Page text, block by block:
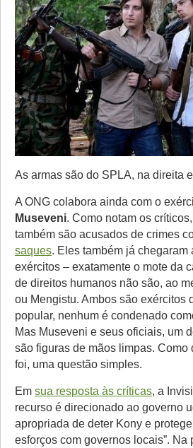
As armas são do SPLA, na direita
A ONG colabora ainda com o
Museveni. Como notam os
também são acusados de crimes
saques. Eles também já
exércitos – exatamente o mote da
de direitos humanos não são, ao
ou Mengistu. Ambos são exércitos
popular, nenhum é condenado
Mas Museveni e seus oficiais, um
são figuras de mãos limpas.
foi, uma questão simples.
Em sua resposta às críticas, a
recurso é direcionado ao governo
apropriada de deter Kony e
esforços com governos locais”.